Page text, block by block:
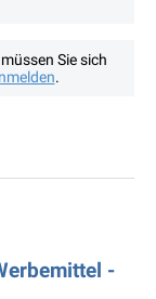
Sie sich
.
-